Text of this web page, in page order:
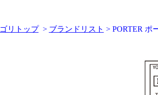
リトップ> ブランドリスト > PORTER ポ